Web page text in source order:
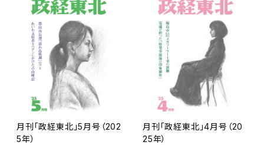
月刊「政経東北」5月号（202
5年）
月刊「政経東北」4月号（20
25年）